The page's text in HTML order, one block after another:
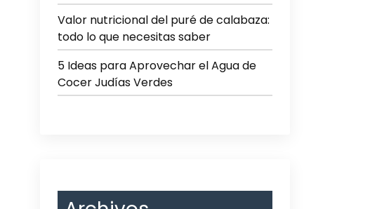
Valor nutricional del puré de calabaza:
todo lo que necesitas saber
5 Ideas para Aprovechar el Agua de
Cocer Judías Verdes